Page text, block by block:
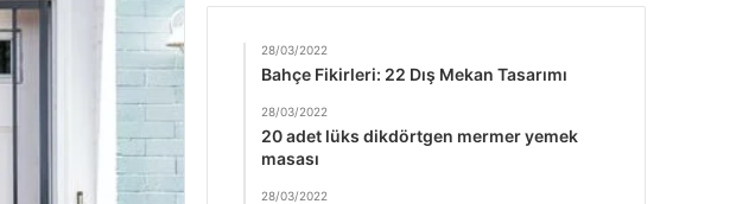
28/03/2022
Bahçe Fikirleri: 22 Dış Mekan Tasarımı
28/03/2022
20 adet lüks dikdörtgen mermer yemek
masası
28/03/2022